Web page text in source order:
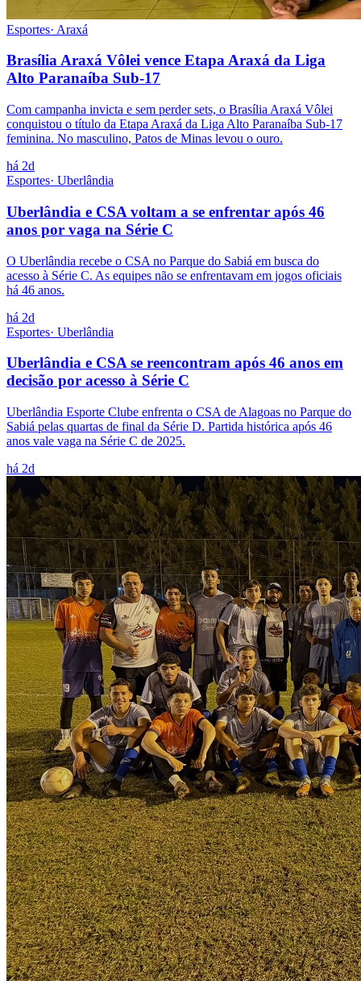
Esportes· Araxá
Brasília Araxá Vôlei vence Etapa Araxá da Liga
Alto Paranaíba Sub-17
Com campanha invicta e sem perder sets, o Brasília Araxá Vôlei
conquistou o título da Etapa Araxá da Liga Alto Paranaíba Sub-17
feminina. No masculino, Patos de Minas levou o ouro.
há 2d
Esportes· Uberlândia
Uberlândia e CSA voltam a se enfrentar após 46
anos por vaga na Série C
O Uberlândia recebe o CSA no Parque do Sabiá em busca do
acesso à Série C. As equipes não se enfrentavam em jogos oficiais
há 46 anos.
há 2d
Esportes· Uberlândia
Uberlândia e CSA se reencontram após 46 anos em
decisão por acesso à Série C
Uberlândia Esporte Clube enfrenta o CSA de Alagoas no Parque do
Sabiá pelas quartas de final da Série D. Partida histórica após 46
anos vale vaga na Série C de 2025.
há 2d